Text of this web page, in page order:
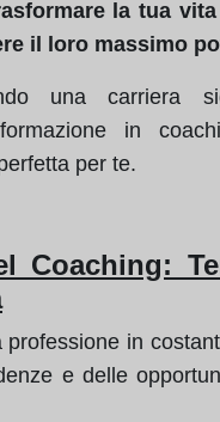
la tua vita
il loro massimo
una carriera
in
per te.
Coaching:
in
e delle